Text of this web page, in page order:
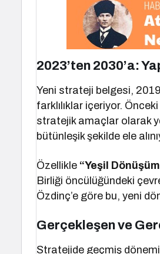
2023’ten 2030’a:
Yeni strateji belgesi,
farklılıklar içeriyor.
stratejik amaçlar olarak
bütünleşik şekilde ele
Özellikle “Yeşil
Birliği öncülüğündeki
Özdinç’e göre bu, yeni
Gerçekleşen ve
Stratejide geçmiş